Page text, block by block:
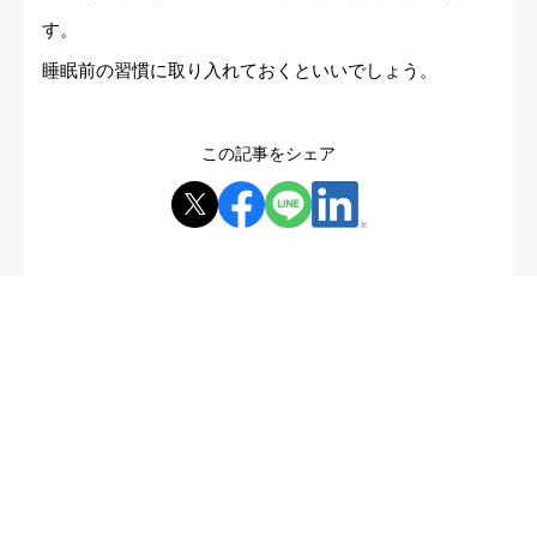
す。
睡眠前の習慣に取り入れておくといいでしょう。
この記事をシェア